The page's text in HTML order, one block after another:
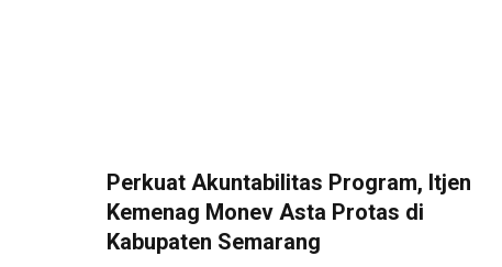
Perkuat Akuntabilitas Program, Itjen
Kemenag Monev Asta Protas di
Kabupaten Semarang